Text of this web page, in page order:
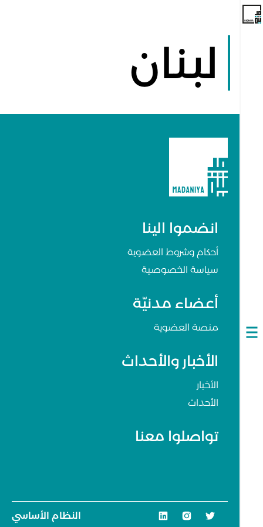
Open
navigation
لبنان
انضموا الينا
أحكام وشروط العضوية
سياسة الخصوصية
أعضاء مدنيّة
منصة العضوية
الأخبار والأحداث
الأخبار
الأحداث
تواصلوا معنا
النظام الأساسي